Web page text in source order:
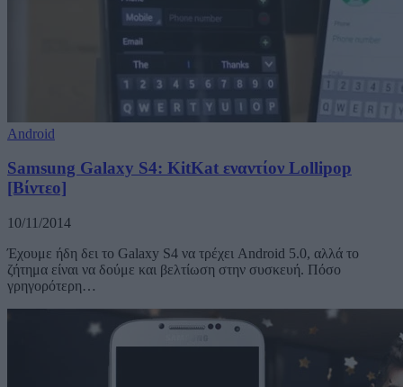
Android
Samsung Galaxy S4: KitKat εναντίον Lollipop
[Βίντεο]
10/11/2014
Έχουμε ήδη δει το Galaxy S4 να τρέχει Android 5.0, αλλά το
ζήτημα είναι να δούμε και βελτίωση στην συσκευή. Πόσο
γρηγορότερη…